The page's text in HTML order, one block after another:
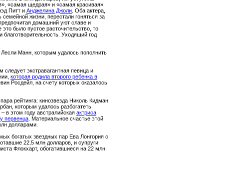
«самая щедрая» и «самая красивая»
Питт и Анджелина Джоли. Оба актера,
семейной жизни, перестали гоняться за
домашний уют славе и
было пустое расточительство, то
Уходящий год
Манн, которым удалось пополнить
экстравагантная певица и
которая родила второго ребенка в
Росдейл, на счету которых оказалось
рейтинга: кинозвезда Николь Кидман
которым удалось разбогатеть
в этом году австралийская актриса
первенца. Материальное счастье этой
долларами.
богатых звездных пар Ева Лонгория с
22,5 млн долларов, и супруги
Флокхарт, обогатившиеся на 22 млн.